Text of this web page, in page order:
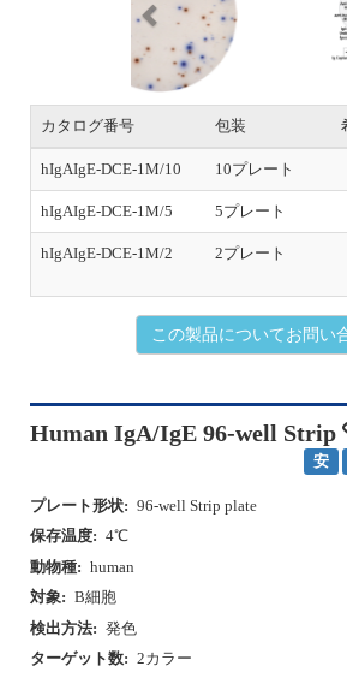
v
u
s
hIgAIgE-DCE-1M/5
hIgAIgE-DCE-1M/2
Human IgA/IgE 96-well Strip
安
保存温度: 4℃
動物種: human
対象: B細胞
検出方法: 発色
ターゲット数: 2カラー
プレート形状: 96-well Strip plate